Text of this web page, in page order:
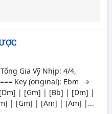
Gia Vỹ Nhịp: 4/4,
Key (original): Ebm →
[Dm] | [Gm] | [Bb] | [Dm] |
| [Gm] | [Am] | [Am] |...